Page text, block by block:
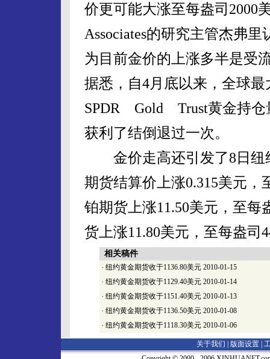
价更可能大涨至每盎司
Associates的研究主管杰弗
为目前金价的上涨多半是受
据悉，自4月底以来，全球
SPDR Gold Trust黄金持仓
获利了结倒退过一次。
金价走高还引发了8日纽
期货结算价上涨0.315美元，
铂期货上涨11.50美元，至每
货上涨11.80美元，至每盎司
相关稿件
· 纽约黄金期货收于1136.80美元 2010-01-15
· 纽约黄金期货收于1129.40美元 2010-01-14
· 纽约黄金期货收于1151.40美元 2010-01-13
· 纽约黄金期货收于1136.50美元 2010-01-08
· 纽约黄金期货收于1118.30美元 2010-01-06
关于我们 | 版面设置